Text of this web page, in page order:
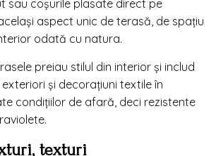
sau coșurile plasate direct pe
aspect unic de terasă, de spațiu
odată cu natura.
preiau stilul din interior și includ
și decorațiuni textile în
condițiilor de afară, deci rezistente
texturi